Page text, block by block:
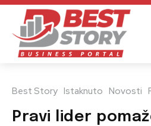
Best Story Istaknuto Novosti
Pravi lider